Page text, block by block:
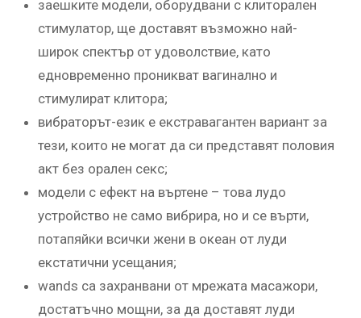
заешките модели, оборудвани с клиторален
стимулатор, ще доставят възможно най-
широк спектър от удоволствие, като
едновременно проникват вагинално и
стимулират клитора;
вибраторът-език е екстравагантен вариант за
тези, които не могат да си представят половия
акт без орален секс;
модели с ефект на въртене – това лудо
устройство не само вибрира, но и се върти,
потапяйки всички жени в океан от луди
екстатични усещания;
wands са захранвани от мрежата масажори,
достатъчно мощни, за да доставят луди